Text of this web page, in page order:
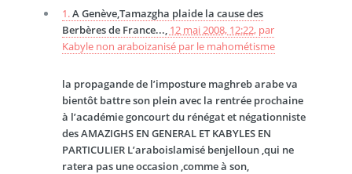
1.A Genève,Tamazgha plaide la cause des
Berbères de France..., 12 mai 2008, 12:22, par
Kabyle non araboizanisé par le mahométisme
la propagande de l’imposture maghreb arabe va
bientôt battre son plein avec la rentrée prochaine
à l’académie goncourt du rénégat et négationniste
des AMAZIGHS EN GENERAL ET KABYLES EN
PARTICULIER L’araboislamisé benjelloun ,qui ne
ratera pas une occasion ,comme à son,